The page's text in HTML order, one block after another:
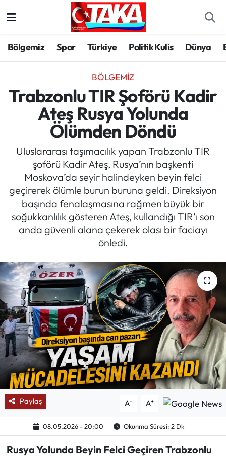
Bölgemiz Spor Türkiye Politik Kulis Dünya
BÖLGEMIZ
Trabzonlu TIR Şoförü Kadir
Ateş Rusya Yolunda
Ölümden Döndü
Uluslararası taşımacılık yapan Trabzonlu TIR
şoförü Kadir Ateş, Rusya’nın başkenti
Moskova’da seyir halindeyken beyin felci
geçirerek ölümle burun buruna geldi. Direksiyon
başında fenalaşmasına rağmen büyük bir
soğukkanlılık gösteren Ateş, kullandığı TIR’ı son
anda güvenli alana çekerek olası bir faciayı
önledi.
Paylaş A- A+
08.05.2026 - 20:00 Okunma Süresi: 2 Dk
Rusya Yolunda Beyin Felci Geçiren Trabzonlu
Spor
Türkiye
Kültür/Sanat
Politika
Politik Kulis
Dünya
Magazin
Röportaj
Manşet
Köşe Yazıları
Karikatür Galeri
BIK
ASTROLOJİ
Spor Yazıları
Mektup Galeri
Trabzon Hava Durumu
Trabzon Trafik Yoğunluk Haritası
Süper Lig Puan Durumu ve Fikstür
Tüm Manşetler
Son Dakika Haberleri
Haber Arşivi